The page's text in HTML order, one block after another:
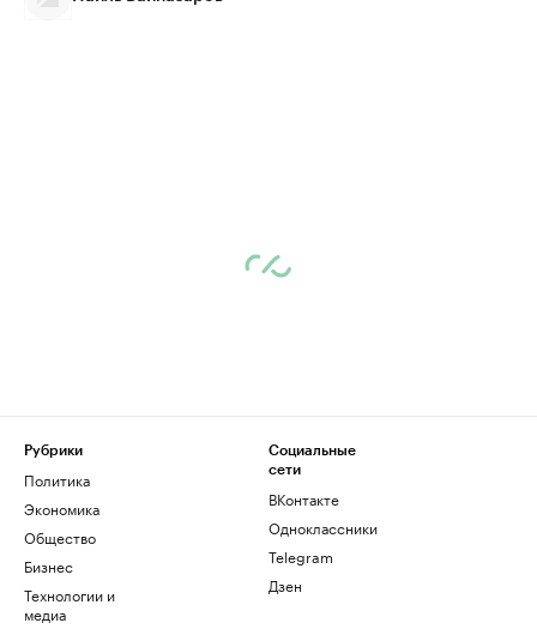
Рубрики
Политика
Экономика
Общество
Бизнес
Технологии и
медиа
Социальные
сети
ВКонтакте
Одноклассники
Telegram
Дзен